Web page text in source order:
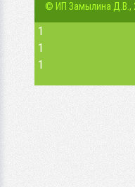
© ИП Замылина Д.В.,
1
1
1